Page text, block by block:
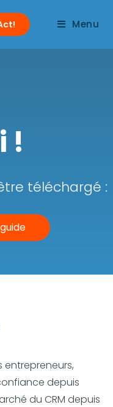
Menu
!
téléchargé :
entrepreneurs,
depuis
du CRM depuis